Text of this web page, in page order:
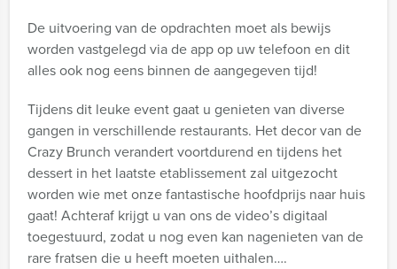
De uitvoering van de opdrachten moet als bewijs
worden vastgelegd via de app op uw telefoon en dit
alles ook nog eens binnen de aangegeven tijd!
Tijdens dit leuke event gaat u genieten van diverse
gangen in verschillende restaurants. Het decor van de
Crazy Brunch verandert voortdurend en tijdens het
dessert in het laatste etablissement zal uitgezocht
worden wie met onze fantastische hoofdprijs naar huis
gaat! Achteraf krijgt u van ons de video’s digitaal
toegestuurd, zodat u nog even kan nagenieten van de
rare fratsen die u heeft moeten uithalen….